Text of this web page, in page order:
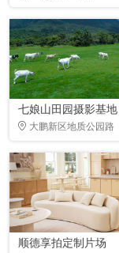
七娘山田园摄影基地
大鹏新区地质公园路
顺德享拍定制片场